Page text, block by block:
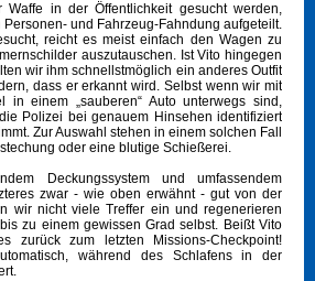
in der Öffentlichkeit gesucht werden,
und Fahrzeug-Fahndung aufgeteilt.
reicht es meist einfach den Wagen zu
auszutauschen. Ist Vito hingegen
wir ihm schnellstmöglich ein anderes Outfit
dass er erkannt wird. Selbst wenn wir mit
in einem „sauberen“ Auto unterwegs sind,
Polizei bei genauem Hinsehen identifiziert
Zur Auswahl stehen in einem solchen Fall
oder eine blutige Schießerei.
Deckungssystem und umfassendem
zwar - wie oben erwähnt - gut von der
wir nicht viele Treffer ein und regenerieren
zu einem gewissen Grad selbst. Beißt Vito
zurück zum letzten Missions-Checkpoint!
während des Schlafens in der